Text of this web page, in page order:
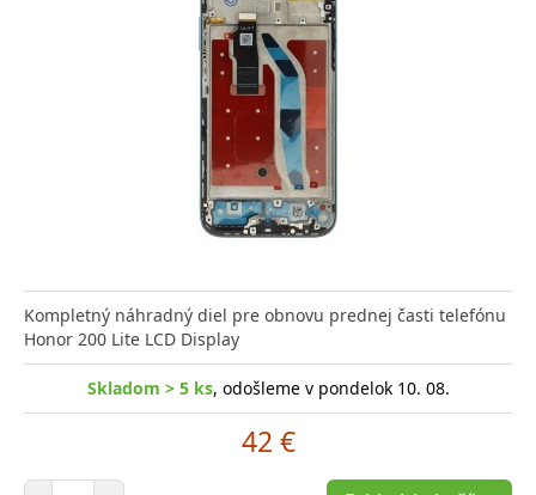
Kompletný náhradný diel pre obnovu prednej časti telefónu
Honor 200 Lite LCD Display
Skladom > 5 ks, odošleme v pondelok 10. 08.
42 €
Počet položiek